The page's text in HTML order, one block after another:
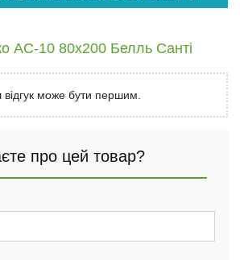
АС-10 80x200 Белль Санті
може бути першим.
про цей товар?